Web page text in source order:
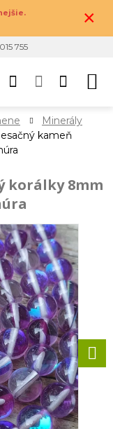
×
755
Minerály
kameň
korálky 8mm